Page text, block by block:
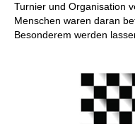
Turnier und Organisation
Menschen waren daran
Besonderem werden